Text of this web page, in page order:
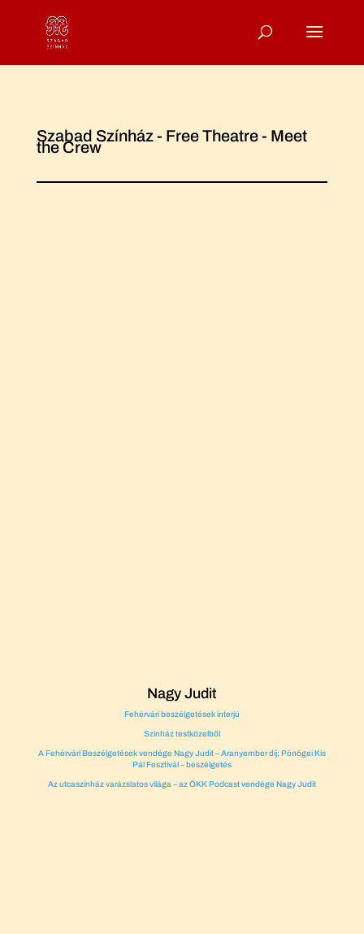
Szabad Színház - Free Theatre - Meet
the Crew
Nagy Judit
Fehérvári beszélgetések interjú
Színház testközelből
A Fehérvári Beszélgetések vendége Nagy Judit – Aranyember díj; Pönögei Kis
Pál Fesztivál – beszélgetés
Az utcaszínház varázslatos világa – az ÖKK Podcast vendége Nagy Judit